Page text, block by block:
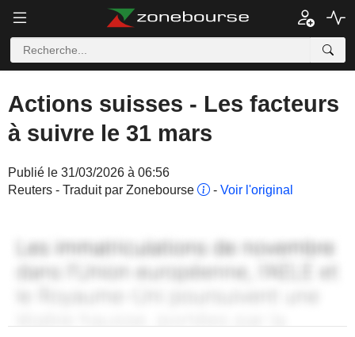
Actions suisses - Les facteurs
à suivre le 31 mars
Publié le 31/03/2026 à 06:56
Reuters - Traduit par Zonebourse
- Voir l'original